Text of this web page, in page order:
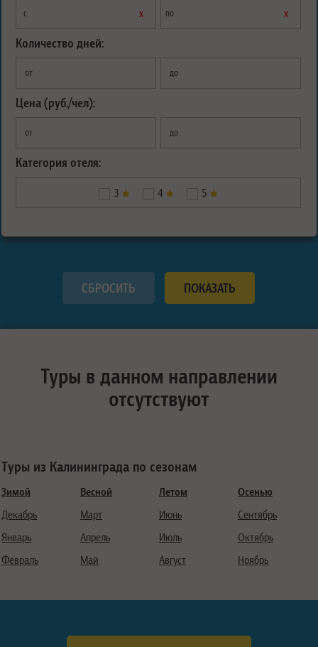
с х по х
Количество дней:
от до
Цена (руб./чел):
от до
Категория отеля:
3 4 5
Туры в данном направлении
отсутствуют
Туры из Калининграда по сезонам
Зимой
Декабрь
Январь
Февраль
Весной
Март
Апрель
Май
Летом
Июнь
Июль
Август
Осенью
Сентябрь
Октябрь
Ноябрь